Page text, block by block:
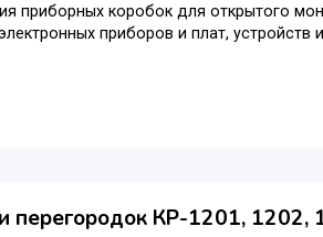
приборных коробок для открытого
приборов и плат, устройств
перегородок КР-1201, 1202,